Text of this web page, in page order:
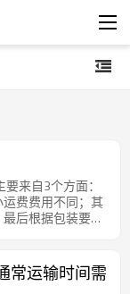
费费用不同；其
后根据包装要求
常运输时间需